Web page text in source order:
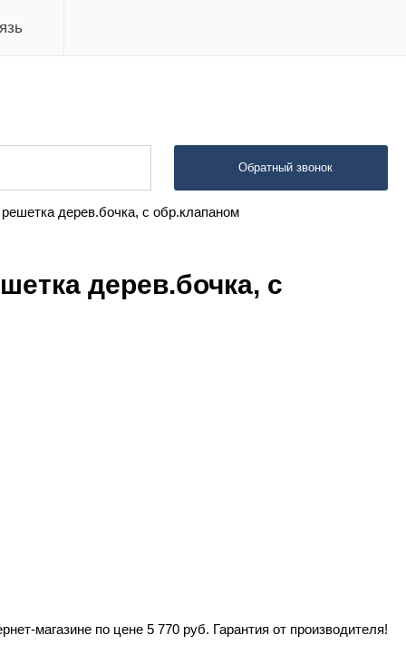
Обратный звонок
дерев.бочка, с обр.клапаном
дерев.бочка, с
магазине по цене 5 770 руб. Гарантия от производителя!